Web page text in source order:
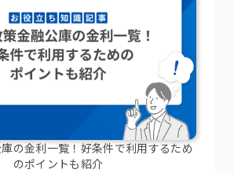
の金利一覧！好条件で利用するため
のポイントも紹介